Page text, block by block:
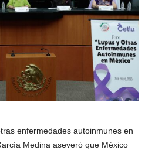
enfermedades autoinmunes en
Medina aseveró que México